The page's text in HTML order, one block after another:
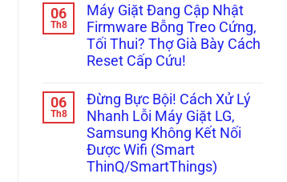
Tự
Đọc
Mã
Lỗi
H,
Nháy
Trên
Tủ
Lạnh
Nội
Địa
Nhật
bình
luận
ở
Máy
Giặt
Tịt
Không
Bơm
Xà
Phòng
(ezDispense,
AutoDose)?
Đừng
Vội
06
Th8
Máy Giặt Đang Cập Nhật
Firmware Bỗng Treo Cứng,
Tối Thui? Thợ Già Bày Cách
Reset Cấp Cứu!
bình
luận
ở
Máy
Giặt
Đang
Cập
06
Th8
Đừng Bực Bội! Cách Xử Lý
Nhanh Lỗi Máy Giặt LG,
Samsung Không Kết Nối
Được Wifi (Smart
ThinQ/SmartThings)